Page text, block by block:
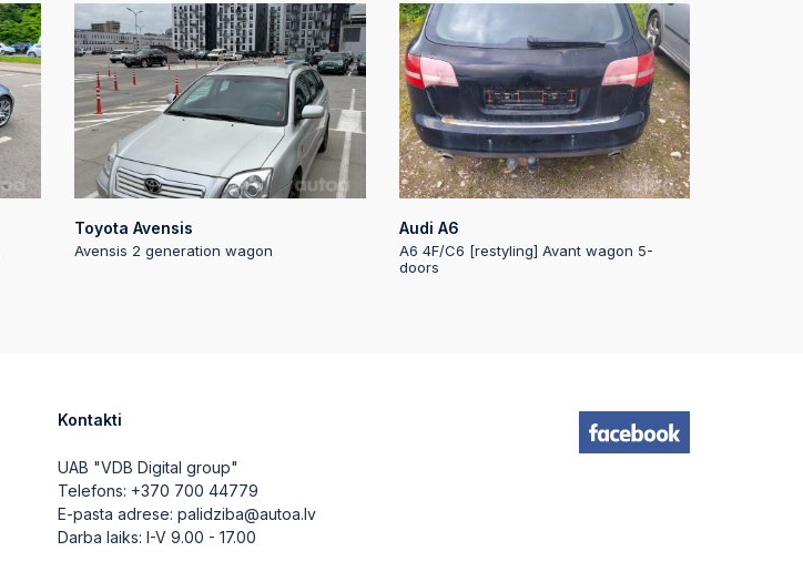
2025-05-09 20:54:50
2025-05-09 20:54:49
2025-05-09 20:54:36
2025-05-09 20:54:19
Toyota Avensis
Avensis 2 generation wagon
Audi A6
A6 4F/C6 [restyling] Avant wagon 5-
doors
Kontakti
UAB "VDB Digital group"
Telefons: +370 700 44779
E-pasta adrese: palidziba@autoa.lv
Darba laiks: I-V 9.00 - 17.00